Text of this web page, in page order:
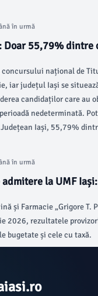
în urmă
55,79% dintre
național de
iar județul Iași se
candidaților care au
nedeterminată.
Iași, 55,79%
în urmă
la UMF
și Farmacie „Grigore T.
2026, rezultatele
bugetate și cele cu taxă.